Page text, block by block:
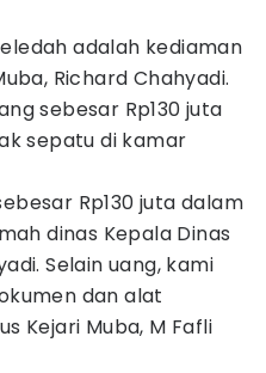
adalah kediaman
Richard Chahyadi.
sebesar Rp130 juta
sepatu di kamar
Rp130 juta dalam
dinas Kepala Dinas
Selain uang, kami
dan alat
Kejari Muba, M Fafli